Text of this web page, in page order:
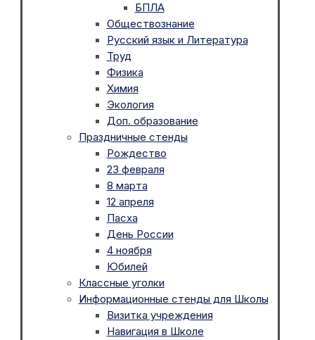
БПЛА
Обществознание
Русский язык и Литература
Труд
Физика
Химия
Экология
Доп. образование
Праздничные стенды
Рождество
23 февраля
8 марта
12 апреля
Пасха
День России
4 ноября
Юбилей
Классные уголки
Информационные стенды для Школы
Визитка учреждения
Навигация в Школе